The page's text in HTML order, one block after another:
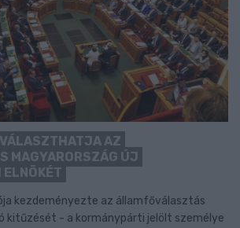
AZ
MAGYARORSZÁG ÚJ
ELNÖKÉT
kezdeményezte az államfőválasztás
kitűzését - a kormánypárti jelölt személye